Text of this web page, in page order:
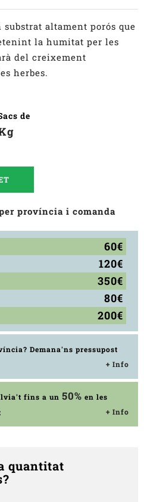
altament porós que
la humitat per les
del creixement
herbes.
de
província i comanda
60€
120€
350€
80€
200€
Demana'ns pressupost
+ Info
fins a un 50% en les
+ Info
quantitat